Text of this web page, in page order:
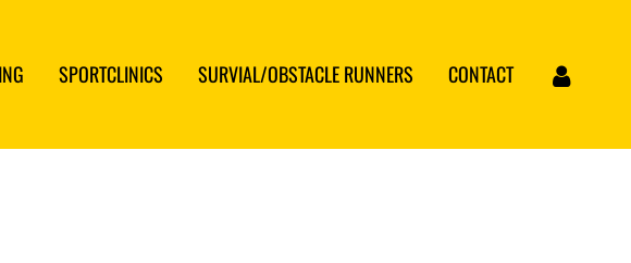
SPORTCLINICS SURVIAL/OBSTACLE RUNNERS CONTACT